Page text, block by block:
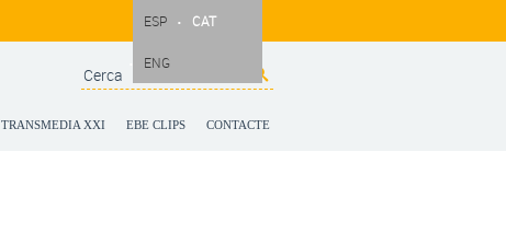
Search form
Search
TRANSMEDIA XXI EBE CLIPS CONTACTE
ESP CAT
ENG